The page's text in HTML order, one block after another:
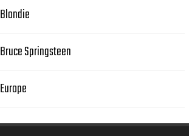
Blondie
Bruce Springsteen
Europe